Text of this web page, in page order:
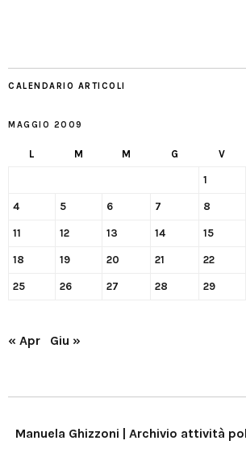
CALENDARIO ARTICOLI
MAGGIO 2009
L M M G V
1
4 5 6 7 8
11 12 13 14 15
18 19 20 21 22
25 26 27 28 29
« Apr Giu »
Manuela Ghizzoni | Archivio attività